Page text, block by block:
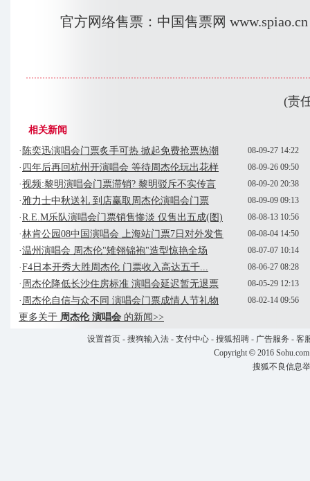
官方网络售票：中国售票网 www.spiao.cn
(责
相关新闻
08-09-27 14:22
· 陈奕迅演唱会门票炙手可热 掀起免费抢票热潮
08-09-26 09:50
·四年后再回杭州开演唱会 等待周杰伦玩出花样
08-09-20 20:38
·视频:黎明演唱会门票滞销? 黎明驳斥不实传言
08-09-09 09:13
·雅力士中秋送礼 到店赢取周杰伦演唱会门票
08-08-13 10:56
·R.E.M乐队演唱会门票销售惨淡 仅售出五成(图)
08-08-04 14:50
·林肯公园08中国演唱会 上海站门票7日对外发售
08-07-07 10:14
·温州演唱会 周杰伦"雉翎锦袍"造型惊艳全场
08-06-27 08:28
·F4日本开秀大胜周杰伦 门票收入高达五千...
08-05-29 12:13
· 周杰伦降低长沙住房标准 演唱会延迟暂无退票
08-02-14 09:56
· 周杰伦自信与众不同 演唱会门票成情人节礼物
更多关于 周杰伦 演唱会 的新闻>>
设置首页- 搜狗输入法- 支付中心- 搜狐招聘- 广告服务 - 客
Copyright © 2016
搜狐不良信息